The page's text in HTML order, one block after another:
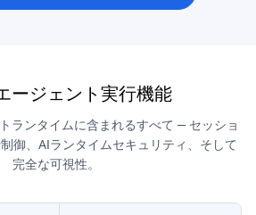
ージェント実行機能
ランタイムに含まれるすべて — セッショ
御、AIランタイムセキュリティ、そして
完全な可視性。